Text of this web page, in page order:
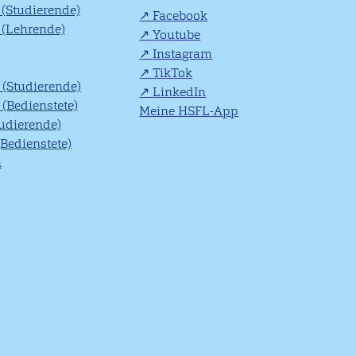
Facebook
Youtube
Instagram
TikTok
LinkedIn
Meine HSFL-App